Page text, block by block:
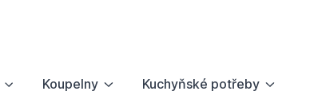
Koupelny Kuchyňské potřeby